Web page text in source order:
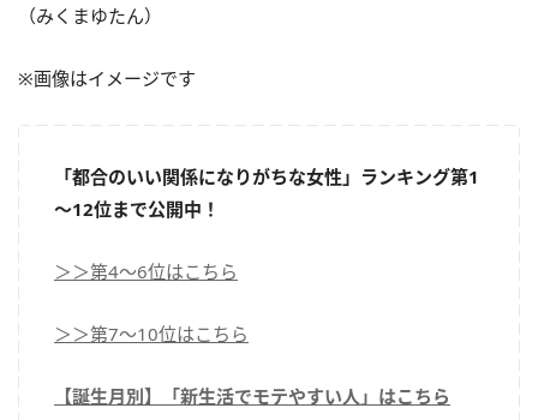
（みくまゆたん）
※画像はイメージです
「都合のいい関係になりがちな女性」ランキング第1
～12位まで公開中！
＞＞第4～6位はこちら
＞＞第7～10位はこちら
【誕生月別】「新生活でモテやすい人」はこちら